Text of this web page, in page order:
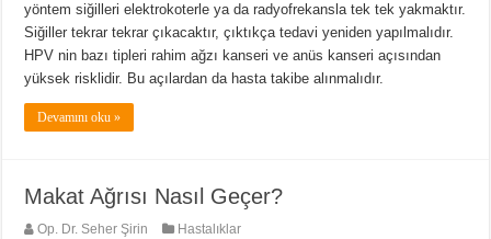
yöntem siğilleri elektrokoterle ya da radyofrekansla tek tek yakmaktır.
Siğiller tekrar tekrar çıkacaktır, çıktıkça tedavi yeniden yapılmalıdır.
HPV nin bazı tipleri rahim ağzı kanseri ve anüs kanseri açısından
yüksek risklidir. Bu açılardan da hasta takibe alınmalıdır.
Devamını oku »
Makat Ağrısı Nasıl Geçer?
Op. Dr. Seher Şirin Hastalıklar